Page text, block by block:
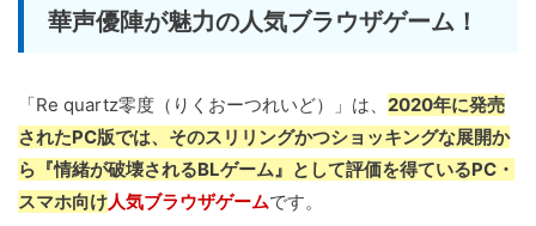
華声優陣が魅力の人気ブラウザゲーム！
「Re quartz零度（りくおーつれいど）」は、 2020年に発売
されたPC版では、そのスリリングかつショッキングな展開か
ら『情緒が破壊されるBLゲーム』として評価を得ているPC・
スマホ向け人気ブラウザゲームです。